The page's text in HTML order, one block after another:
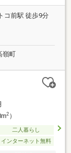
コ前駅 徒歩9分
嶺町
2）
二人暮らし
インターネット無料